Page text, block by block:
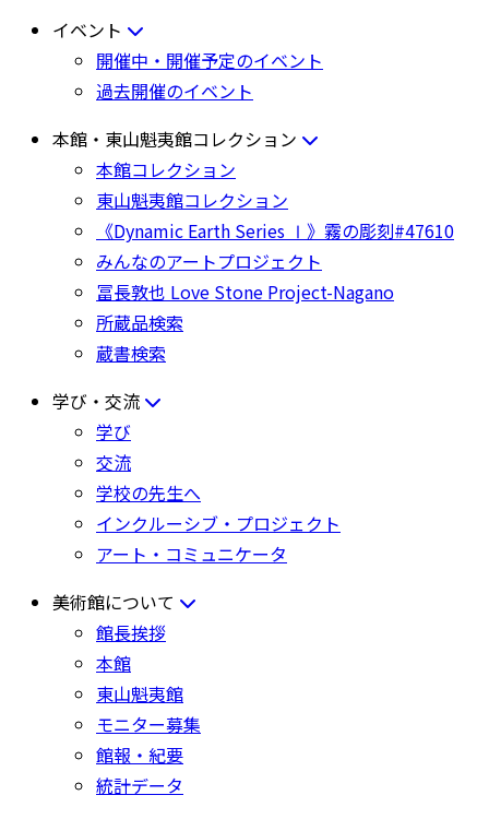
イベント
開催中・開催予定のイベント
過去開催のイベント
本館・東山魁夷館コレクション
本館コレクション
東山魁夷館コレクション
《Dynamic Earth Series Ⅰ》霧の彫刻#47610
みんなのアートプロジェクト
冨長敦也 Love Stone Project-Nagano
所蔵品検索
蔵書検索
学び・交流
学び
交流
学校の先生へ
インクルーシブ・プロジェクト
アート・コミュニケータ
美術館について
館長挨拶
本館
東山魁夷館
モニター募集
館報・紀要
統計データ